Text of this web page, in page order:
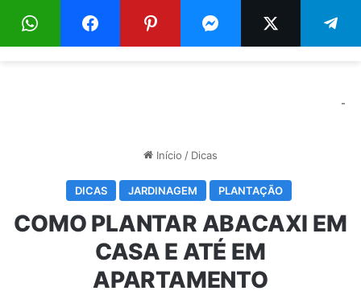
Menu
-
Início / Dicas
DICAS JARDINAGEM PLANTAÇÃO
COMO PLANTAR ABACAXI EM
CASA E ATÉ EM
APARTAMENTO